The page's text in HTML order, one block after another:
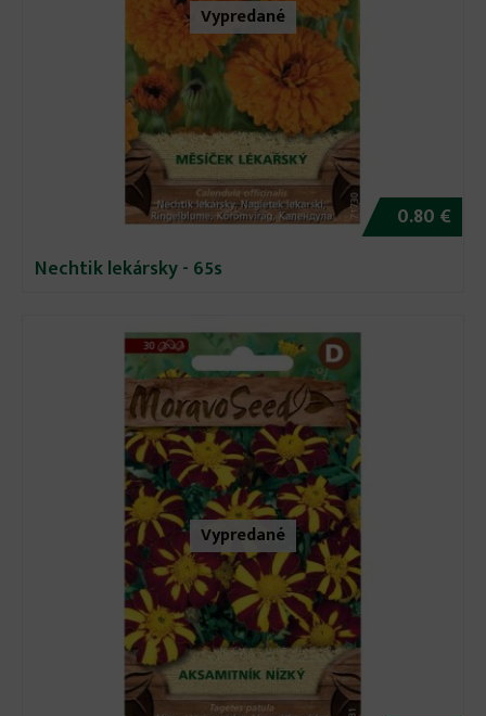
0.80 €
Vypredané
Nechtik lekársky - 65s
Vypredané